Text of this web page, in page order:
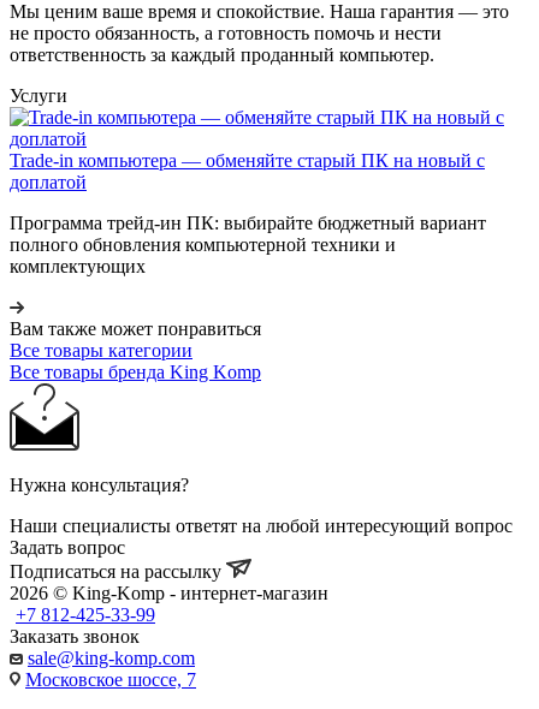
Мы ценим ваше время и спокойствие. Наша гарантия — это
не просто обязанность, а готовность помочь и нести
ответственность за каждый проданный компьютер.
Услуги
Trade-in компьютера — обменяйте старый ПК на новый с
доплатой
Программа трейд-ин ПК: выбирайте бюджетный вариант
полного обновления компьютерной техники и
комплектующих
Вам также может понравиться
Все товары категории
Все товары бренда King Komp
Нужна консультация?
Наши специалисты ответят на любой интересующий вопрос
Задать вопрос
Подписаться на рассылку
2026 © King-Komp - интернет-магазин
+7 812-425-33-99
Заказать звонок
sale@king-komp.com
Московское шоссе, 7